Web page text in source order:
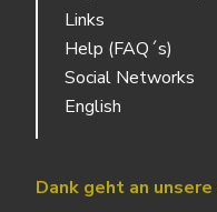
Links
Help (FAQ´s)
Social Networks
English
Dank geht an